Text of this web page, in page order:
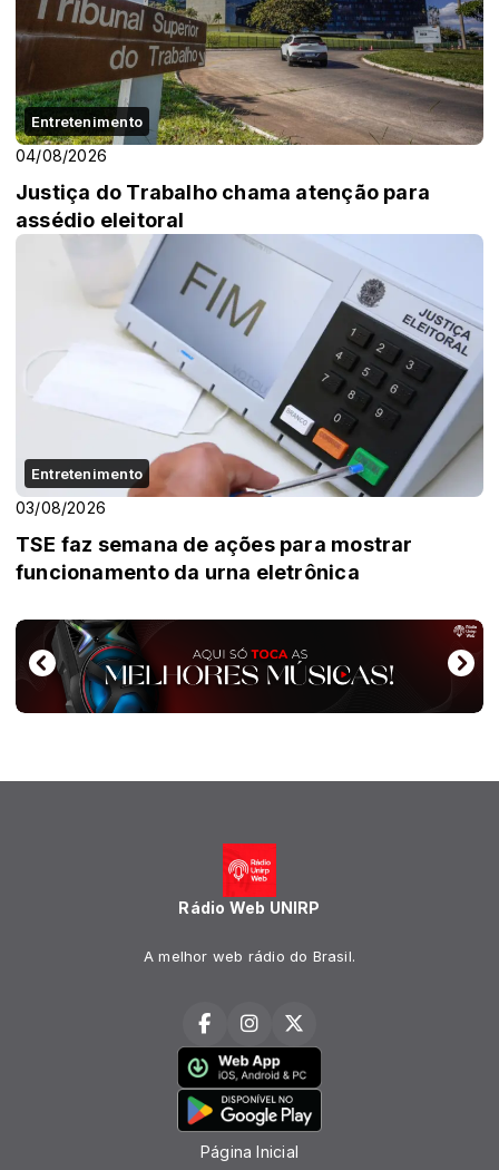
Entretenimento
04/08/2026
Justiça do Trabalho chama atenção para
assédio eleitoral
Entretenimento
03/08/2026
TSE faz semana de ações para mostrar
funcionamento da urna eletrônica
Rádio Web UNIRP
A melhor web rádio do Brasil.
Página Inicial